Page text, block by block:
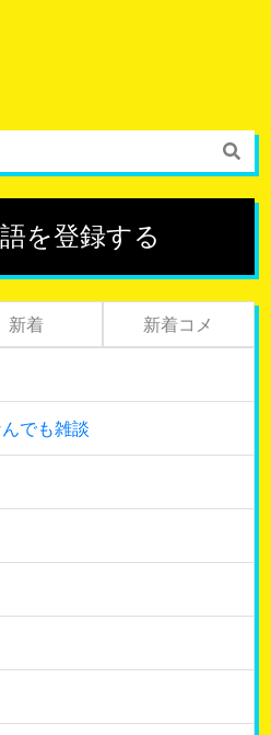
を登録する
新着 新着コメ
でも雑談